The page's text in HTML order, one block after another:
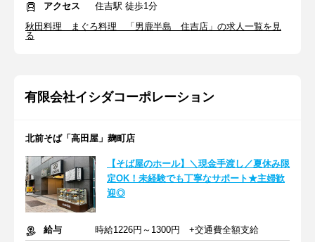
アクセス
住吉駅 徒歩1分
秋田料理 まぐろ料理 「男鹿半島 住吉店」の求人一覧を見
る
有限会社イシダコーポレーション
北前そば「高田屋」麹町店
【そば屋のホール】＼現金手渡し／夏休み限
定OK！未経験でも丁寧なサポート★主婦歓
迎◎
給与
時給1226円～1300円 +交通費全額支給